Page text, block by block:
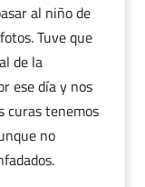
al niño de
Tuve que
de la
ese día y nos
curas tenemos
no